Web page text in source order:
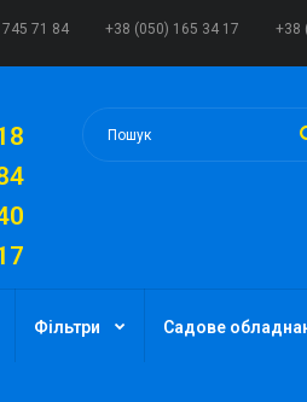
71 84 +38 (050) 165 34 17 +38
Фільтри Садове